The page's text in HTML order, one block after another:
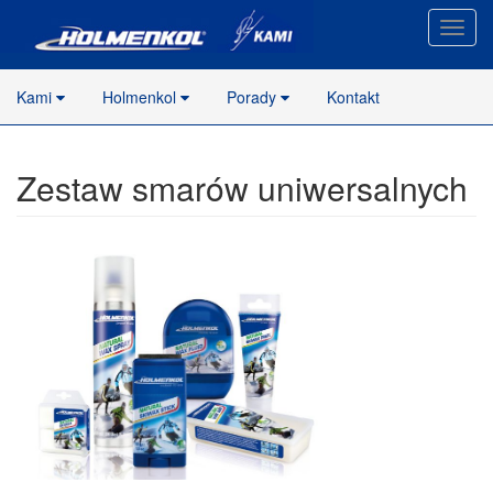
strony
Kami Holmenkol Porady Kontakt
Zestaw smarów uniwersalnych